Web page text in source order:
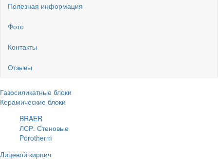
Полезная информация
Фото
Контакты
Отзывы
Газосиликатные блоки
Керамические блоки
BRAER
ЛСР. Стеновые
Porotherm
Лицевой кирпич